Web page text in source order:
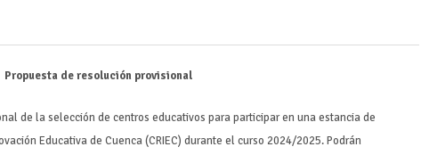
Propuesta de resolución provisional
de la selección de centros educativos para participar en una estancia de
Educativa de Cuenca (CRIEC) durante el curso 2024/2025. Podrán